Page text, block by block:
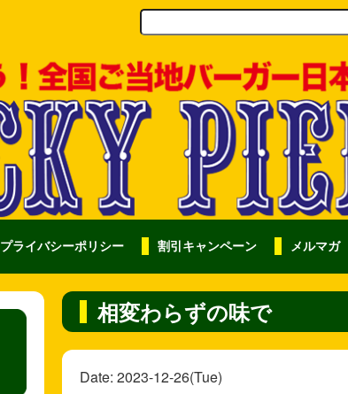
プライバシーポリシー 割引キャンペーン メルマガ
相変わらずの味で
Date: 2023-12-26(Tue)